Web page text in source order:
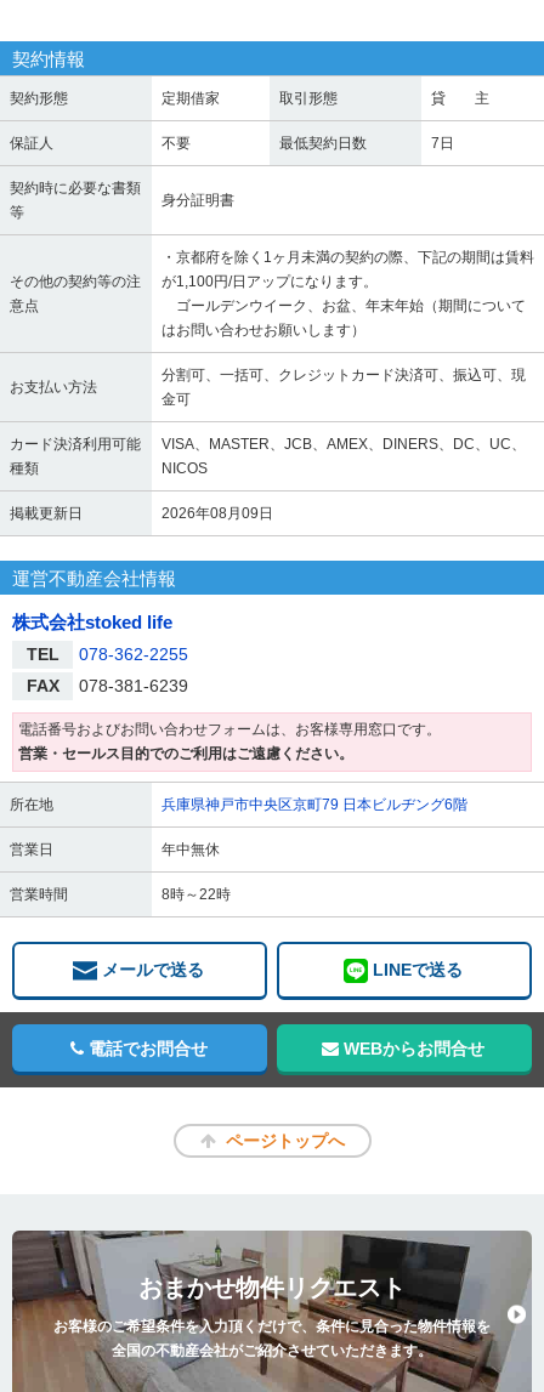
契約情報
契約形態 定期借家 取引形態 貸 主
保証人 不要 最低契約日数 7日
契約時に必要な書類
等
身分証明書
その他の契約等の注
意点
・京都府を除く1ヶ月未満の契約の際、下記の期間は賃料
が1,100円/日アップになります。
ゴールデンウイーク、お盆、年末年始（期間について
はお問い合わせお願いします）
お支払い方法
分割可、一括可、クレジットカード決済可、振込可、現
金可
カード決済利用可能
種類
VISA、MASTER、JCB、AMEX、DINERS、DC、UC、
NICOS
掲載更新日 2026年08月09日
運営不動産会社情報
株式会社stoked life
TEL
078-362-2255
FAX
078-381-6239
電話番号およびお問い合わせフォームは、お客様専用窓口です。
営業・セールス目的でのご利用はご遠慮ください。
所在地 兵庫県神戸市中央区京町79 日本ビルヂング6階
営業日 年中無休
営業時間 8時～22時
メールで送る LINEで送る
電話でお問合せ WEBからお問合せ
ページトップへ
おまかせ物件リクエスト
お客様のご希望条件を入力頂くだけで、条件に見合った物件情報を
全国の不動産会社がご紹介させていただきます。